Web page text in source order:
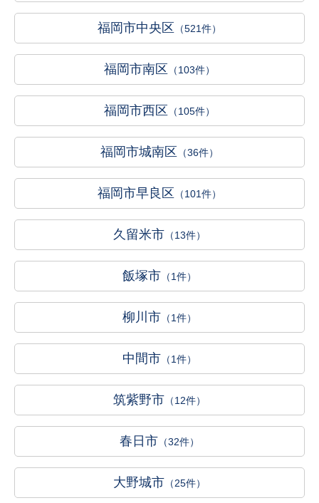
福岡市中央区 （521件）
福岡市南区 （103件）
福岡市西区 （105件）
福岡市城南区 （36件）
福岡市早良区 （101件）
久留米市 （13件）
飯塚市 （1件）
柳川市 （1件）
中間市 （1件）
筑紫野市 （12件）
春日市 （32件）
大野城市 （25件）